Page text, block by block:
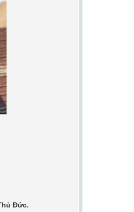
Đức.